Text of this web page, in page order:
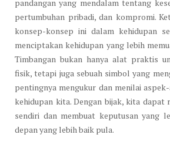
pandangan yang mendalam tentang
pertumbuhan pribadi, dan kompromi.
konsep-konsep ini dalam kehidupan
menciptakan kehidupan yang lebih
Timbangan bukan hanya alat praktis
fisik, tetapi juga sebuah simbol yang
pentingnya mengukur dan menilai
kehidupan kita. Dengan bijak, kita dapat
sendiri dan membuat keputusan yang
depan yang lebih baik pula.